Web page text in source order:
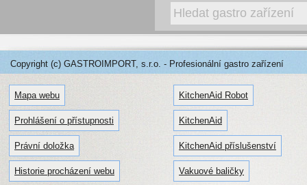
Copyright (c) GASTROIMPORT, s.r.o. - Profesionální gastro zařízení
Mapa webu
Prohlášení o přístupnosti
Právní doložka
Historie procházení webu
KitchenAid Robot
KitchenAid
KitchenAid příslušenství
Vakuové baličky